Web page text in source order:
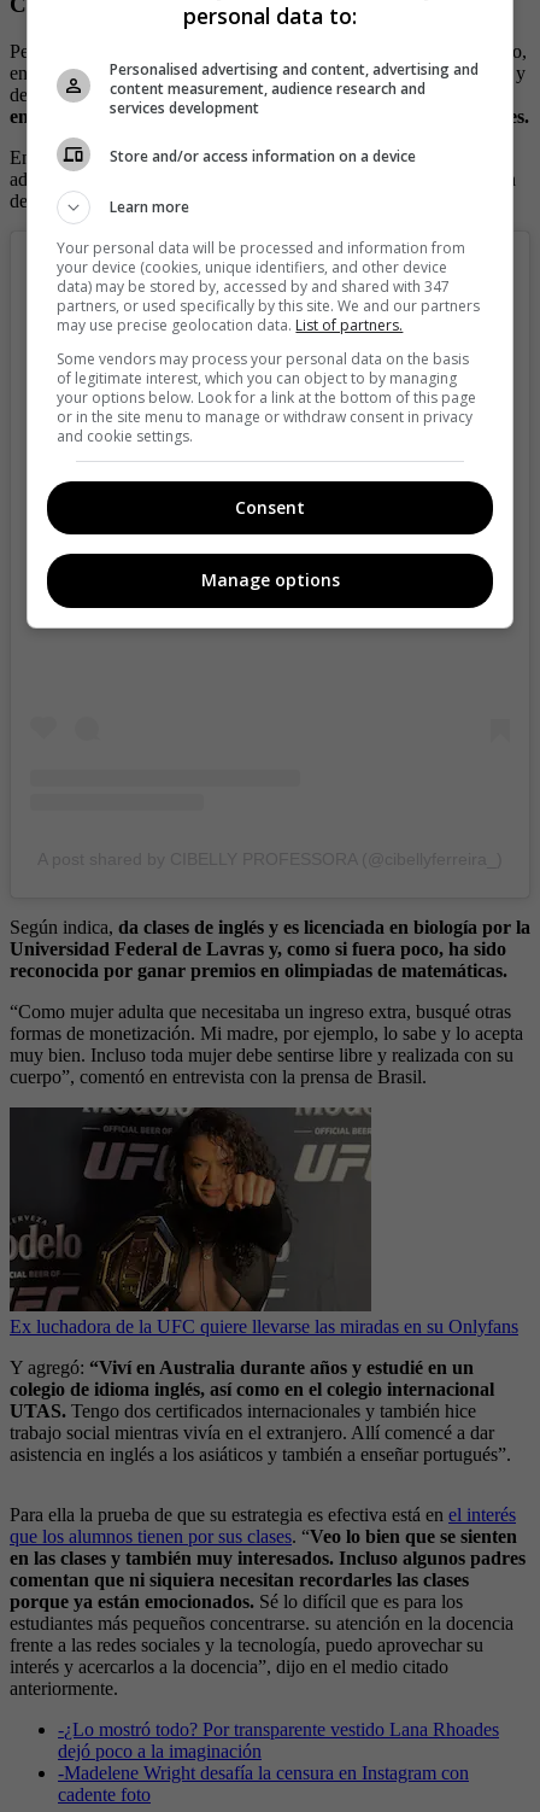
Pese a que en ningún momento se ha pronunciado sobre su despido,
en redes no dejan de animarla para que se dedique a ser influencer y
de acuerdo con Milenio,ahora es toda “una estrella en Only” y
en TikTok, donde cuenta con más de 9,6 millones de seguidores.
En Instagram, donde tiene 1,2 millones de seguidores, Cibelly
además de señalar en su perfil que es docente e influencer, también
destaca sus habilidades para cantar y brillar como empresaria.
View this post on Instagram
Según indica, da clases de inglés y es licenciada en biología por la
Universidad Federal de Lavras y, como si fuera poco, ha sido
reconocida por ganar premios en olimpiadas de matemáticas.
“Como mujer adulta que necesitaba un ingreso extra, busqué otras
formas de monetización. Mi madre, por ejemplo, lo sabe y lo acepta
muy bien. Incluso toda mujer debe sentirse libre y realizada con su
cuerpo”, comentó en entrevista con la prensa de Brasil.
Ex luchadora de la UFC quiere llevarse las miradas en su Onlyfans
Y agregó: “Viví en Australia durante años y estudié en un
colegio de idioma inglés, así como en el colegio internacional
UTAS. Tengo dos certificados internacionales y también hice
trabajo social mientras vivía en el extranjero. Allí comencé a dar
asistencia en inglés a los asiáticos y también a enseñar portugués”.
Para ella la prueba de que su estrategia es efectiva está en el interés
que los alumnos tienen por sus clases. “Veo lo bien que se sienten
en las clases y también muy interesados. Incluso algunos padres
comentan que ni siquiera necesitan recordarles las clases
porque ya están emocionados. Sé lo difícil que es para los
estudiantes más pequeños concentrarse. su atención en la docencia
frente a las redes sociales y la tecnología, puedo aprovechar su
interés y acercarlos a la docencia”, dijo en el medio citado
anteriormente.
-¿Lo mostró todo? Por transparente vestido Lana Rhoades
dejó poco a la imaginación
-Madelene Wright desafía la censura en Instagram con
cadente foto
personal data to:
Personalised advertising and content, advertising and
content measurement, audience research and
services development
Store and/or access information on a device
Learn more
Your personal data will be processed and information from
your device (cookies, unique identifiers, and other device
data) may be stored by, accessed by and shared with 347
partners, or used specifically by this site. We and our partners
may use precise geolocation data. List of partners.
Some vendors may process your personal data on the basis
of legitimate interest, which you can object to by managing
your options below. Look for a link at the bottom of this page
or in the site menu to manage or withdraw consent in privacy
and cookie settings.
Consent
Manage options